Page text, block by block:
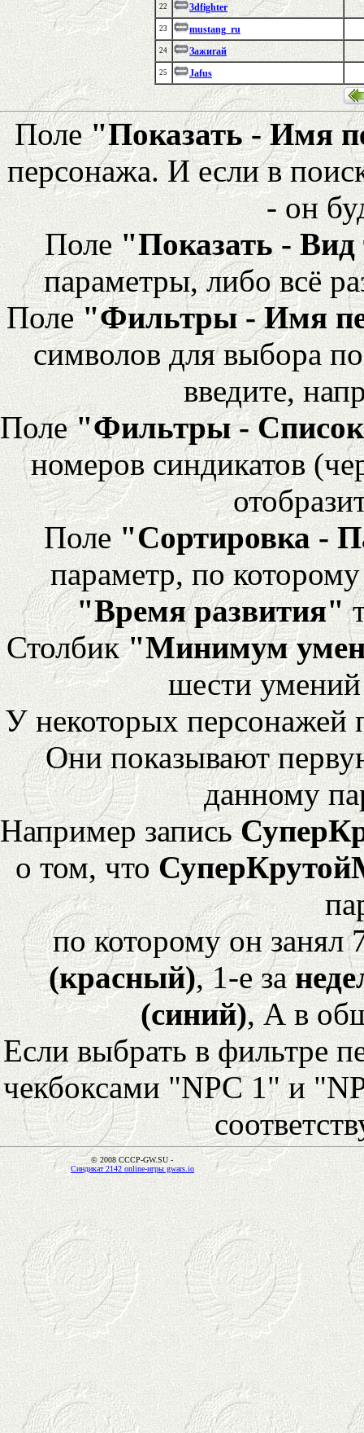
22 3dfighter
23 mustang_ru
24 Зажигай
25 Jafus
Поле"Показать - Имя
персонажа. И если в
- он
Поле "Показать -
параметры, либо всё
Поле"Фильтры - Имя
символов для выбора
введите,
Поле"Фильтры - Список
номеров синдикатов
Поле "Сортировка -
параметр, по
"Время развития"
Столбик"Минимум
шести
У некоторых персонажей
Они показывают
данному
Например запись
о том, что
по которому он
(красный), 1-е за
(синий), А в
Если выбрать в фильтре
чекбоксами "NPC 1" и
© 2008 CCCP-GW.SU -
Синдикат 2142 online-игры gwars.io